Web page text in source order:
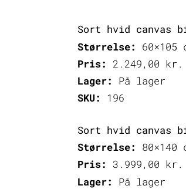
Sort hvid canvas
Størrelse:
60×105
Pris:
2.249,00 kr.
Lager:
På lager
SKU:
196
Sort hvid canvas
Størrelse:
80×140
Pris:
3.999,00 kr.
Lager:
På lager